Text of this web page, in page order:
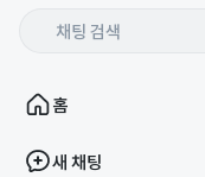
홈
새 채팅